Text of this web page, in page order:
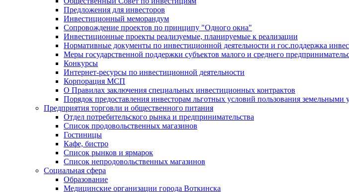
Предложения для инвесторов
Инвестиционный меморандум
Сопровождение проектов по принципу "Oдного окна"
Инвестиционные проекты реализуемые, планируемые к реализации
Нормативные документы по инвестиционной деятельности и гос.поддержка
Меры государственной поддержки субъектов малого и среднего
Конкурсы
Интернет-ресурсы по инвестиционной деятельности
Корпорация МСП
О Правилах заключения специальных инвестиционных контрактов
Порядок предоставления инвесторам льготных условий пользования
Предприятия торговли и общественного питания
Отдел потребительского рынка и предпринимательства
Список продовольственных магазинов
Гостиницы
Кафе, бистро
Cписок рынков и ярмарок
Список непродовольственных магазинов
Социальная сфера
Образование
Медицинские организации города Воткинска